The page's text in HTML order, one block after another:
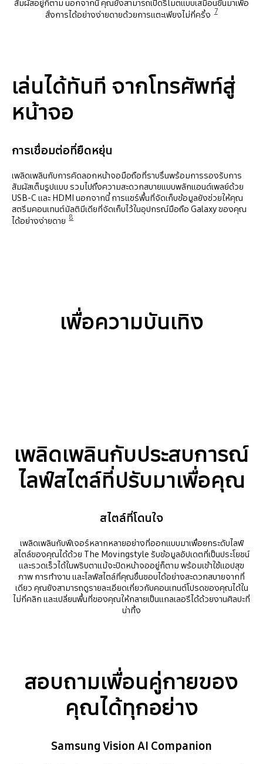
สัมผัสอยู่ก็ตาม นอกจากนี้ คุณยังสามารถเปิดรีโมตแบบเสมือนขึ้นมาเพื่อ
สั่งการได้อย่างง่ายดายด้วยการแตะเพียงไม่กี่ครั้ง 7
เล่นได้ทันที จากโทรศัพท์สู่
หน้าจอ
การเชื่อมต่อที่ยืดหยุ่น
เพลิดเพลินกับการคัดลอกหน้าจอมือถือที่ราบรื่นพร้อมการรองรับการ
สัมผัสเต็มรูปแบบ รวมไปถึงความสะดวกสบายแบบพลักแอนด์เพลย์ด้วย
USB-C และ HDMI นอกจากนี้ การแชร์พื้นที่จัดเก็บข้อมูลยังช่วยให้คุณ
สตรีมคอนเทนต์มัลติมีเดียที่จัดเก็บไว้ในอุปกรณ์มือถือ Galaxy ของคุณ
ได้อย่างง่ายดาย 8
เพื่อความบันเทิง
เพลิดเพลินกับประสบการณ์
ไลฟ์สไตล์ที่ปรับมาเพื่อคุณ
สไตล์ที่โดนใจ
เพลิดเพลินกับฟีเจอร์หลากหลายอย่างที่ออกแบบมาเพื่อยกระดับไลฟ์
สไตล์ของคุณได้ด้วย The Movingstyle รับข้อมูลอัปเดตที่เป็นประโยชน์
และรวดเร็วได้ในพริบตาแม้จะปิดหน้าจออยู่ก็ตาม พร้อมเข้าใช้แอปสุข
ภาพ การทำงาน และไลฟ์สไตล์ที่คุณชื่นชอบได้อย่างสะดวกสบายจากที่
เดียว คุณยังสามารถดูรายละเอียดเกี่ยวกับคอนเทนต์โปรดของคุณได้ใน
ไม่กี่คลิก และเปลี่ยนพื้นที่ของคุณให้กลายเป็นแกลเลอรีได้ด้วยงานศิลปะที่
น่าทึ่ง
สอบถามเพื่อนคู่กายของ
คุณได้ทุกอย่าง
Samsung Vision AI Companion